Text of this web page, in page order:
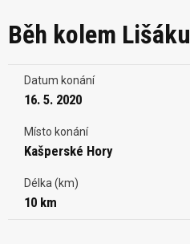
Běh kolem Lišáku
Datum konání
16. 5. 2020
Místo konání
Kašperské Hory
Délka (km)
10 km